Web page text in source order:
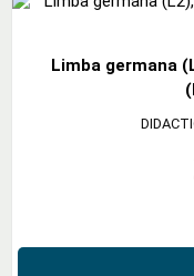
Limba germana